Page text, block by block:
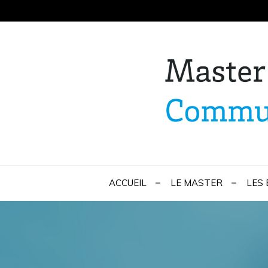
to
Master
ACCUEIL LE MASTER LES